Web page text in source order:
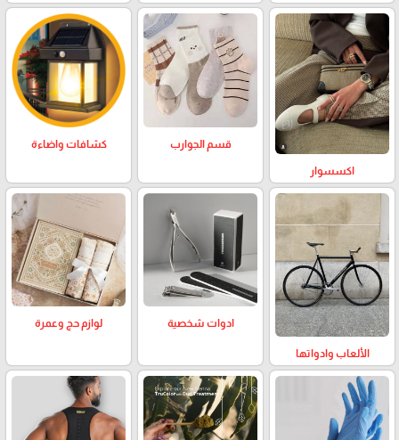
اكسسوار
قسم الجوارب كشافات واضاءة
الألعاب وادواتها
ادوات شخصية لوازم حج وعمرة